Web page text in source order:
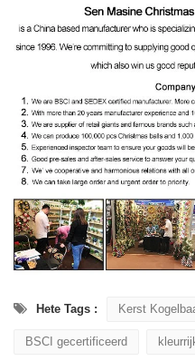
Hete Tags : Kerst
BSCI gecertificeerd